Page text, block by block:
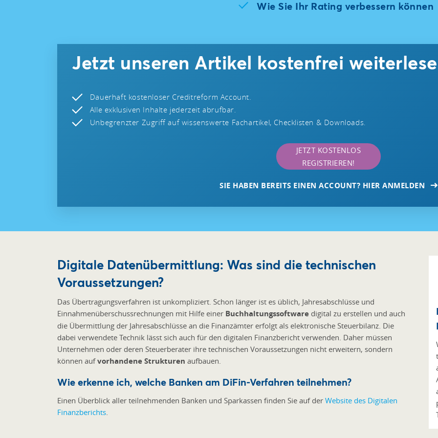
Wie Sie Ihr Rating verbessern können
Jetzt unseren Artikel kostenfrei
Dauerhaft kostenloser Creditreform Account.
Alle exklusiven Inhalte jederzeit abrufbar.
Unbegrenzter Zugriff auf wissenswerte Fachartikel, Checklisten & Downloads.
JETZT KOSTENLOS
REGISTRIEREN!
SIE HABEN BEREITS EINEN ACCOUNT? HIER ANMELDEN
Digitale Datenübermittlung: Was sind die technischen
Voraussetzungen?
Das Übertragungsverfahren ist unkompliziert. Schon länger ist es üblich, Jahresabschlüsse und
Einnahmenüberschussrechnungen mit Hilfe einer Buchhaltungssoftware digital zu erstellen und auch
die Übermittlung der Jahresabschlüsse an die Finanzämter erfolgt als elektronische Steuerbilanz. Die
dabei verwendete Technik lässt sich auch für den digitalen Finanzbericht verwenden. Daher müssen
Unternehmen oder deren Steuerberater ihre technischen Voraussetzungen nicht erweitern, sondern
können aufvorhandene Strukturen aufbauen.
Wie erkenne ich, welche Banken am DiFin-Verfahren teilnehmen?
Einen Überblick aller teilnehmenden Banken und Sparkassen finden Sie auf der Website des Digitalen
Finanzberichts.